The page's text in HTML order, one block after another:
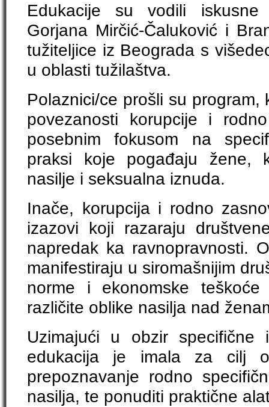
Edukacije su vodili
Gorjana Mirčić-Čaluković i
tužiteljice iz Beograda s
u oblasti tužilaštva.
Polaznici/ce prošli su
povezanosti korupcije i
posebnim fokusom na
praksi koje pogađaju žene,
nasilje i seksualna iznuda.
Inače, korupcija i rodno
izazovi koji razaraju
napredak ka ravnopravnosti.
manifestiraju u siromašnijim
norme i ekonomske
različite oblike nasilja nad
Uzimajući u obzir specifične
edukacija je imala za cilj
prepoznavanje rodno
nasilja, te ponuditi praktične